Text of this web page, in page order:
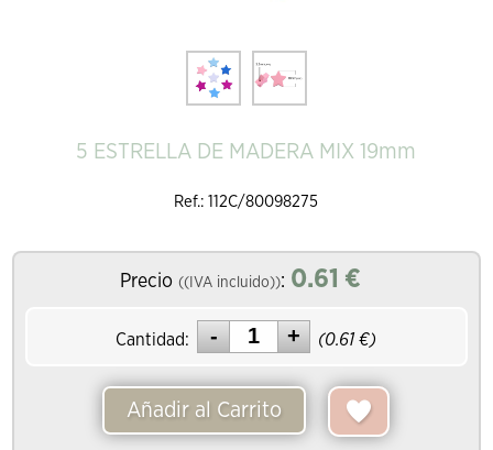
5 ESTRELLA DE MADERA MIX 19mm
Ref.: 112C/80098275
Precio((IVA incluido)): 0.61 €
Cantidad: (0.61 €)
Añadir al Carrito